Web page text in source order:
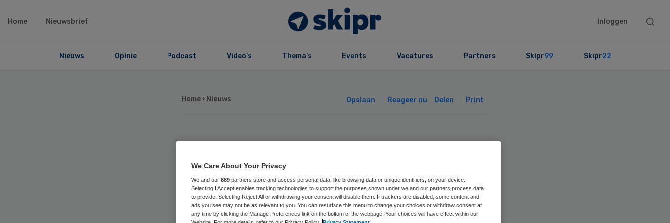
Home Nieuwsbrief Inloggen
Search
Nieuws Opinie Podcast Video’s Thema’s Events Vacatures Partners Skipr99 Skipr22
Home › Nieuws Opslaan Reageer nu Delen Print
Gezamenlijke inkoop
medicijnen toegestaan
We Care About Your Privacy
We and our 889 partners store and access personal data, like browsing data or unique identifiers, on your device.
Selecting I Accept enables tracking technologies to support the purposes shown under we and our partners process data
to provide. Selecting Reject All or withdrawing your consent will disable them. If trackers are disabled, some content and
ads you see may not be as relevant to you. You can resurface this menu to change your choices or withdraw consent at
any time by clicking the Manage Preferences link on the bottom of the webpage. Your choices will have effect within our